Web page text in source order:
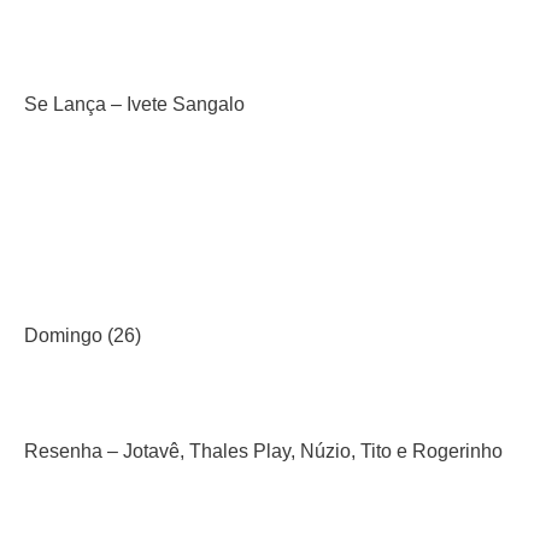
Se Lança – Ivete Sangalo
Domingo (26)
Resenha – Jotavê, Thales Play, Núzio, Tito e Rogerinho